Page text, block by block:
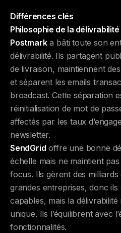
Différences clés
Philosophie de la délivrabilité
Postmarka bâti toute son
délivrabilité. Ils partagent
de livraison, maintiennent
et séparent les emails
broadcast. Cette séparation
réinitialisation de mot de
affectés par les taux
newsletter.
SendGrid offre une bonne
échelle mais ne maintient
focus. Ils gèrent des milliards
grandes entreprises, donc
capables, mais la délivrabilité
unique. Ils l’équilibrent avec
fonctionnalités.